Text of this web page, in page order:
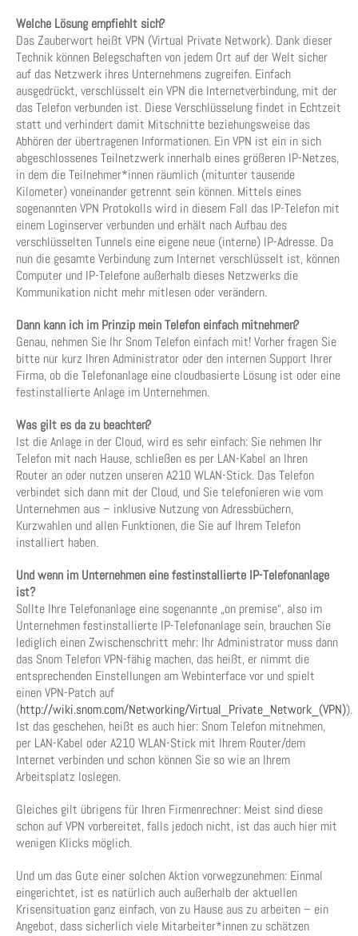
Welche Lösung empfiehlt sich?
Das Zauberwort heißt VPN (Virtual Private Network). Dank dieser
Technik können Belegschaften von jedem Ort auf der Welt sicher
auf das Netzwerk ihres Unternehmens zugreifen. Einfach
ausgedrückt, verschlüsselt ein VPN die Internetverbindung, mit der
das Telefon verbunden ist. Diese Verschlüsselung findet in Echtzeit
statt und verhindert damit Mitschnitte beziehungsweise das
Abhören der übertragenen Informationen. Ein VPN ist ein in sich
abgeschlossenes Teilnetzwerk innerhalb eines größeren IP-Netzes,
in dem die Teilnehmer*innen räumlich (mitunter tausende
Kilometer) voneinander getrennt sein können. Mittels eines
sogenannten VPN Protokolls wird in diesem Fall das IP-Telefon mit
einem Loginserver verbunden und erhält nach Aufbau des
verschlüsselten Tunnels eine eigene neue (interne) IP-Adresse. Da
nun die gesamte Verbindung zum Internet verschlüsselt ist, können
Computer und IP-Telefone außerhalb dieses Netzwerks die
Kommunikation nicht mehr mitlesen oder verändern.
Dann kann ich im Prinzip mein Telefon einfach mitnehmen?
Genau, nehmen Sie Ihr Snom Telefon einfach mit! Vorher fragen Sie
bitte nur kurz Ihren Administrator oder den internen Support Ihrer
Firma, ob die Telefonanlage eine cloudbasierte Lösung ist oder eine
festinstallierte Anlage im Unternehmen.
Was gilt es da zu beachten?
Ist die Anlage in der Cloud, wird es sehr einfach: Sie nehmen Ihr
Telefon mit nach Hause, schließen es per LAN-Kabel an Ihren
Router an oder nutzen unseren A210 WLAN-Stick. Das Telefon
verbindet sich dann mit der Cloud, und Sie telefonieren wie vom
Unternehmen aus – inklusive Nutzung von Adressbüchern,
Kurzwahlen und allen Funktionen, die Sie auf Ihrem Telefon
installiert haben.
Und wenn im Unternehmen eine festinstallierte IP-Telefonanlage
ist?
Sollte Ihre Telefonanlage eine sogenannte „on premise“, also im
Unternehmen festinstallierte IP-Telefonanlage sein, brauchen Sie
lediglich einen Zwischenschritt mehr: Ihr Administrator muss dann
das Snom Telefon VPN-fähig machen, das heißt, er nimmt die
entsprechenden Einstellungen am Webinterface vor und spielt
einen VPN-Patch auf
(http://wiki.snom.com/Networking/Virtual_Private_Network_(VPN)).
Ist das geschehen, heißt es auch hier: Snom Telefon mitnehmen,
per LAN-Kabel oder A210 WLAN-Stick mit Ihrem Router/dem
Internet verbinden und schon können Sie so wie an Ihrem
Arbeitsplatz loslegen.
Gleiches gilt übrigens für Ihren Firmenrechner: Meist sind diese
schon auf VPN vorbereitet, falls jedoch nicht, ist das auch hier mit
wenigen Klicks möglich.
Und um das Gute einer solchen Aktion vorwegzunehmen: Einmal
eingerichtet, ist es natürlich auch außerhalb der aktuellen
Krisensituation ganz einfach, von zu Hause aus zu arbeiten – ein
Angebot, dass sicherlich viele Mitarbeiter*innen zu schätzen